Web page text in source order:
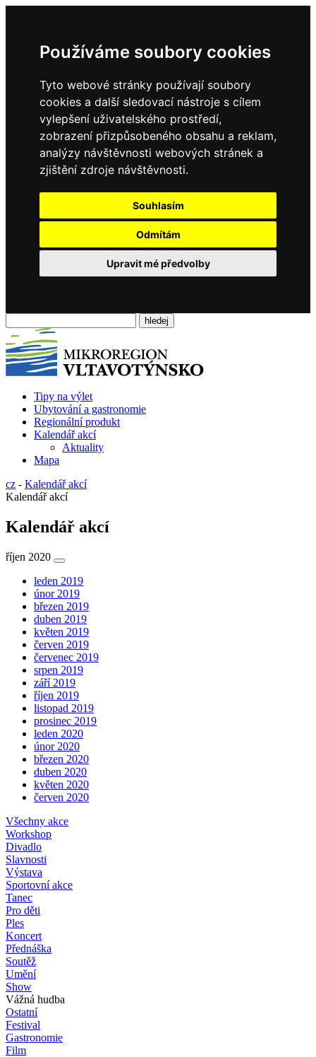
Používáme soubory cookies
Tyto webové stránky používají soubory
cookies a další sledovací nástroje s cílem
vylepšení uživatelského prostředí,
zobrazení přizpůsobeného obsahu a reklam,
analýzy návštěvnosti webových stránek a
zjištění zdroje návštěvnosti.
Souhlasím
Odmítám
Upravit mé předvolby
Tipy na výlet
Ubytování a gastronomie
Regionální produkt
Kalendář akcí
Aktuality
Mapa
cz - Kalendář akcí
Kalendář akcí
Kalendář akcí
říjen 2020
leden 2019
únor 2019
březen 2019
duben 2019
květen 2019
červen 2019
červenec 2019
srpen 2019
září 2019
říjen 2019
listopad 2019
prosinec 2019
leden 2020
únor 2020
březen 2020
duben 2020
květen 2020
červen 2020
Všechny akce
Workshop
Divadlo
Slavnosti
Výstava
Sportovní akce
Tanec
Pro děti
Ples
Koncert
Přednáška
Soutěž
Umění
Show
Vážná hudba
Ostatní
Festival
Gastronomie
Film